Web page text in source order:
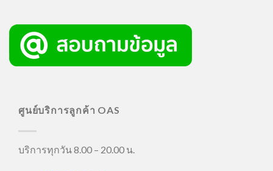
ศูนย์บริการลูกค้า OAS
บริการทุกวัน 8.00 – 20.00 น.